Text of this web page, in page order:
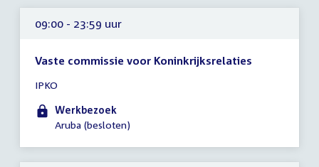
09:00 - 23:59 uur
Vaste commissie voor Koninkrijksrelaties
vergadering
09:00
-
uur
IPKO
Werkbezoek
Aruba (besloten)